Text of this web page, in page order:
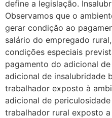
define a legislação.
Observamos que o
gerar condição ao
salário do empregado
condições especiais
pagamento do adicional
adicional de insalubridade
trabalhador exposto à
adicional de
trabalhador rural exposto